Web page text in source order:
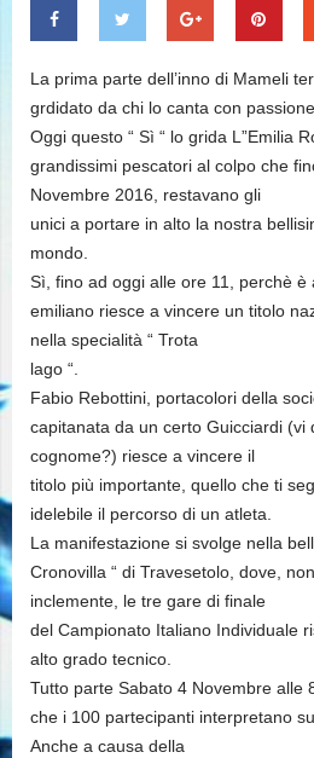
La prima parte dell’inno di Mameli
grdidato da chi lo canta con
Oggi questo “ Sì “ lo grida L”Emilia
grandissimi pescatori al colpo che
Novembre 2016, restavano gli
unici a portare in alto la nostra
mondo.
Sì, fino ad oggi alle ore 11, perchè è
emiliano riesce a vincere un titolo
nella specialità “ Trota
lago “.
Fabio Rebottini, portacolori della
capitanata da un certo Guicciardi (vi
cognome?) riesce a vincere il
titolo più importante, quello che ti
idelebile il percorso di un atleta.
La manifestazione si svolge nella
Cronovilla “ di Travesetolo, dove,
inclemente, le tre gare di finale
del Campionato Italiano Individuale
alto grado tecnico.
Tutto parte Sabato 4 Novembre alle
che i 100 partecipanti interpretano
Anche a causa della